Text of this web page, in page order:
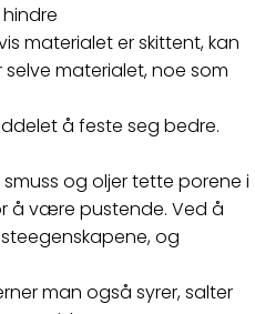
materialet er skittent, kan
materialet, noe som
å feste seg bedre.
og oljer tette porene i
å være pustende. Ved å
og
man også syrer, salter